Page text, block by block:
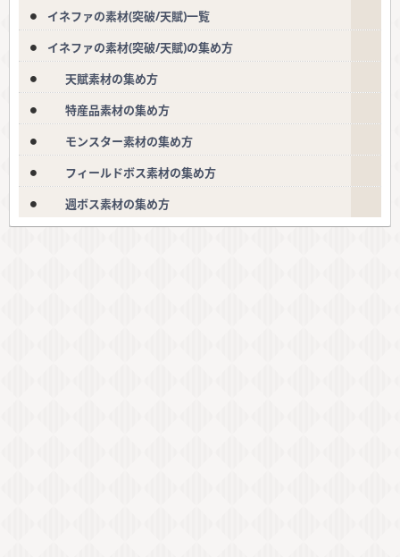
イネファの素材(突破/天賦)一覧
イネファの素材(突破/天賦)の集め方
天賦素材の集め方
特産品素材の集め方
モンスター素材の集め方
フィールドボス素材の集め方
週ボス素材の集め方